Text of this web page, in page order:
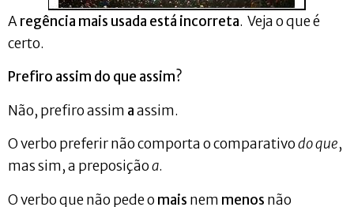
Aregência mais usada está incorreta. Veja o que é
certo.
Prefiro assim do que assim?
Não, prefiro assim aassim.
O verbo preferir não comporta o comparativodo que,
mas sim, a preposiçãoa.
O verbo que não pede o mais nem menos não